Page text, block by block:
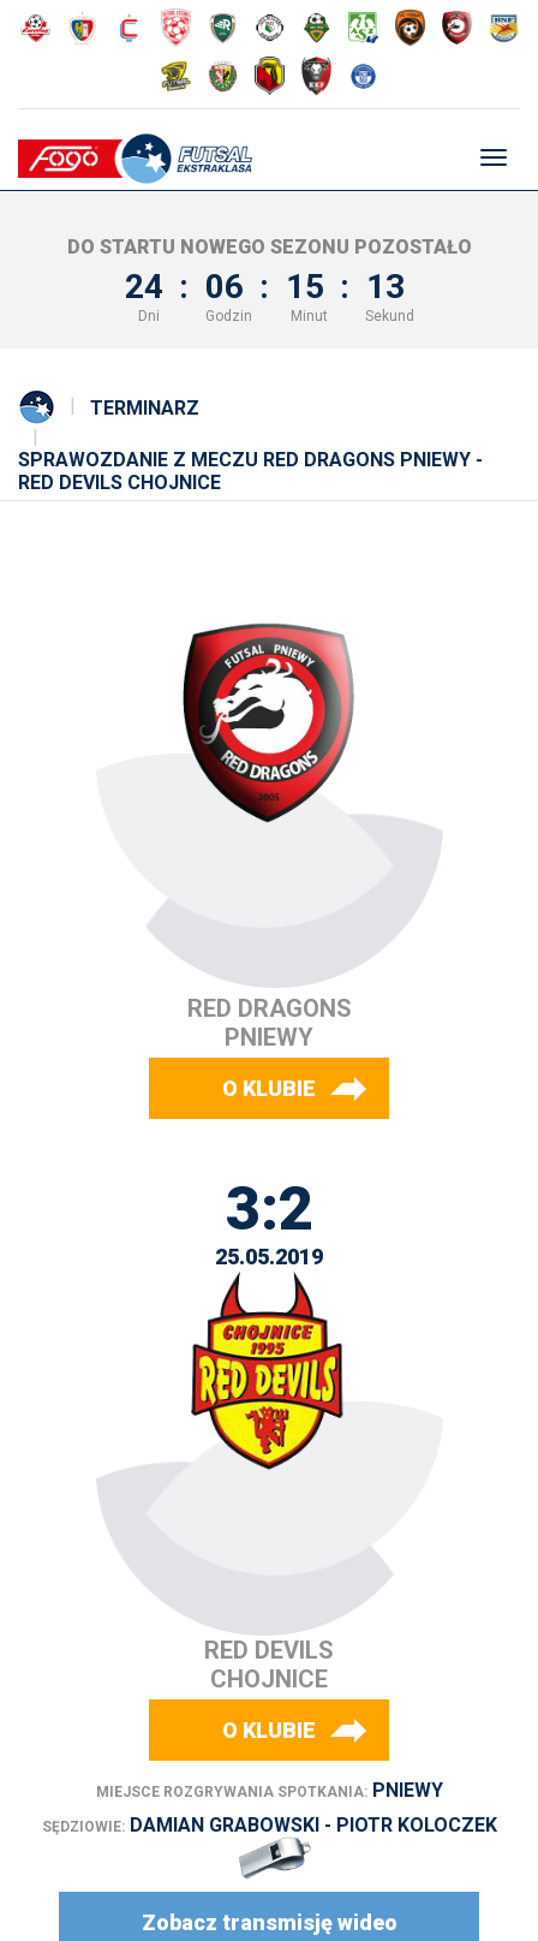
DO STARTU NOWEGO SEZONU POZOSTAŁO
24 : 06 : 15 : 12
Dni Godzin Minut Sekund
TERMINARZ
SPRAWOZDANIE Z MECZU RED DRAGONS PNIEWY -
RED DEVILS CHOJNICE
RED DRAGONS
PNIEWY
O KLUBIE
3:2
25.05.2019
RED DEVILS
CHOJNICE
O KLUBIE
MIEJSCE ROZGRYWANIA SPOTKANIA: PNIEWY
SĘDZIOWIE: DAMIAN GRABOWSKI - PIOTR KOLOCZEK
Zobacz transmisję wideo